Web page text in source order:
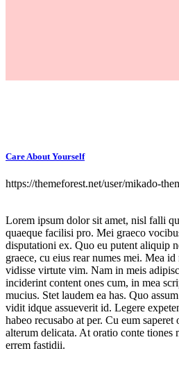
Care About Yourself
https://themeforest.net/user/mikado-
Lorem ipsum dolor sit amet, nisl falli
quaeque facilisi pro. Mei graeco
disputationi ex. Quo eu putent aliquip
graece, cu eius rear numes mei. Mea
vidisse virtute vim. Nam in meis
inciderint content ones cum, in mea
mucius. Stet laudem ea has. Quo
vidit idque assueverit id. Legere
habeo recusabo at per. Cu eum
alterum delicata. At oratio conte tiones
errem fastidii.